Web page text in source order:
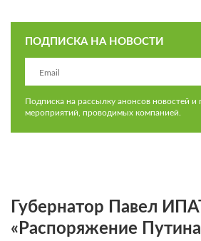
ПОДПИСКА НА НОВОСТИ
Подписка на рассылку анонсов новостей и
мероприятий, проводимых компанией.
Губернатор Павел
«Распоряжение